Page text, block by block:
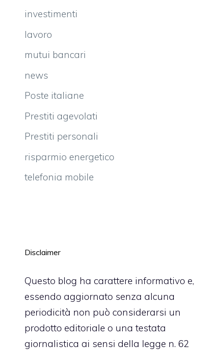
investimenti
lavoro
mutui bancari
news
Poste italiane
Prestiti agevolati
Prestiti personali
risparmio energetico
telefonia mobile
Disclaimer
Questo blog ha carattere informativo e,
essendo aggiornato senza alcuna
periodicità non può considerarsi un
prodotto editoriale o una testata
giornalistica ai sensi della legge n. 62